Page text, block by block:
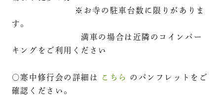
※お寺の駐車台数に限りがありま
す。
満車の場合は近隣のコインパー
キングをご利用ください
○寒中修行会の詳細は こちら
のパンフレットをご
確認ください。